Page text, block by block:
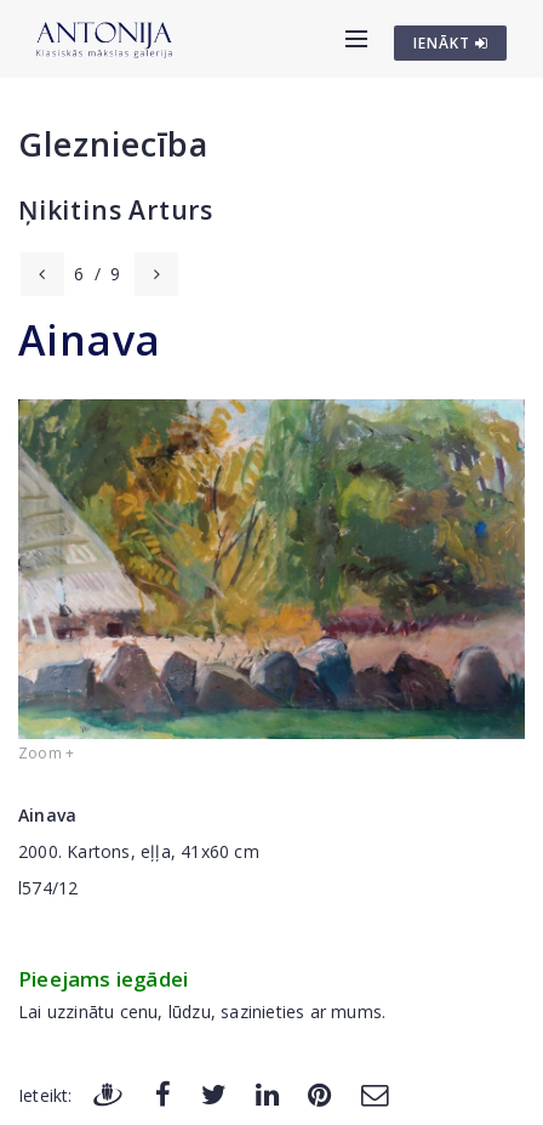
IENĀKT
Glezniecība
Ņikitins Arturs
6 / 9
Ainava
Zoom +
Ainava
2000. Kartons, eļļa, 41x60 cm
l574/12
Pieejams iegādei
Lai uzzinātu cenu, lūdzu, sazinieties ar mums.
Ieteikt: